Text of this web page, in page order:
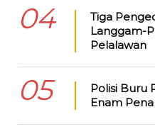
04
Tiga
Langgam-
Pelalawan
05
Polisi Buru
Enam